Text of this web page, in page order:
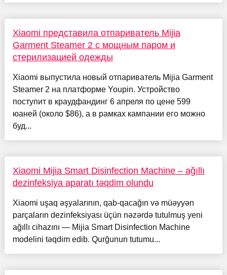
Xiaomi представила отпариватель Mijia
Garment Steamer 2 с мощным паром и
стерилизацией одежды
Xiaomi выпустила новый отпариватель Mijia Garment
Steamer 2 на платформе Youpin. Устройство
поступит в краудфандинг 6 апреля по цене 599
юаней (около $86), а в рамках кампании его можно
буд...
Xiaomi Mijia Smart Disinfection Machine – ağıllı
dezinfeksiya aparatı təqdim olundu
Xiaomi uşaq əşyalarının, qab-qacağın və müəyyən
parçaların dezinfeksiyası üçün nəzərdə tutulmuş yeni
ağıllı cihazını — Mijia Smart Disinfection Machine
modelini təqdim edib. Qurğunun tutumu...